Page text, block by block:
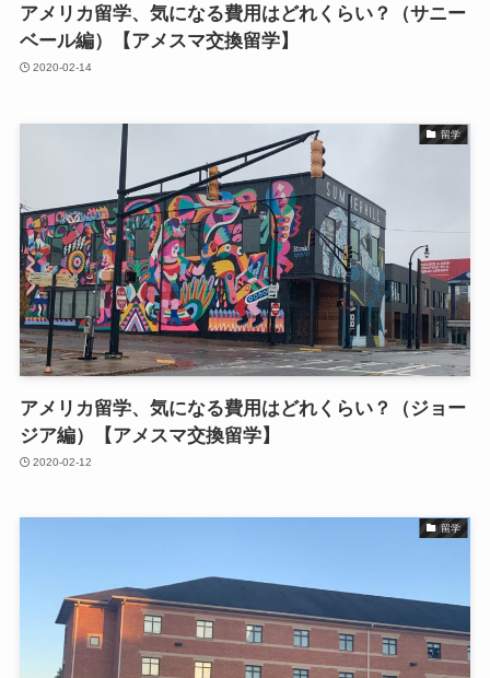
アメリカ留学、気になる費用はどれくらい？（サニー
ベール編）【アメスマ交換留学】
2020-02-14
留学
アメリカ留学、気になる費用はどれくらい？（ジョー
ジア編）【アメスマ交換留学】
2020-02-12
留学